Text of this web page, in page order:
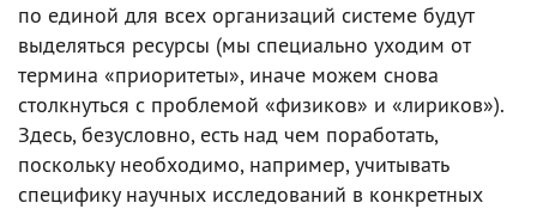
по единой для всех организаций системе будут
выделяться ресурсы (мы специально уходим от
термина «приоритеты», иначе можем снова
столкнуться с проблемой «физиков» и «лириков»).
Здесь, безусловно, есть над чем поработать,
поскольку необходимо, например, учитывать
специфику научных исследований в конкретных